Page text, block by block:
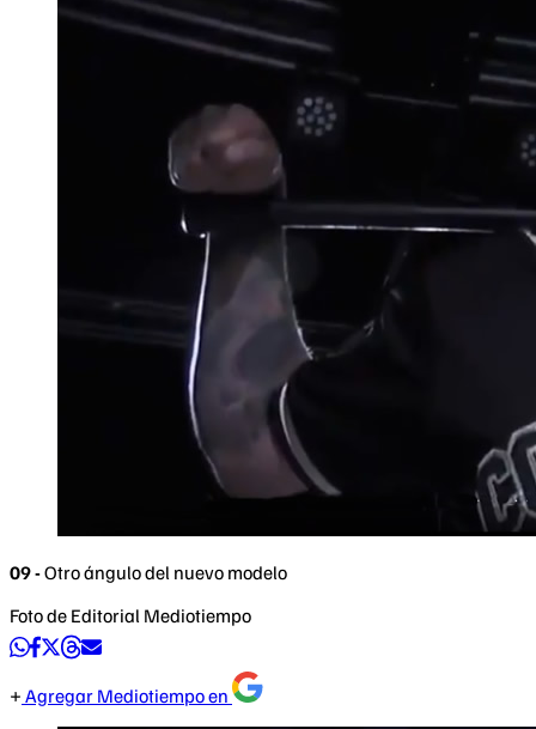
09 -Otro ángulo del nuevo modelo
Foto de Editorial Mediotiempo
Agregar Mediotiempo en